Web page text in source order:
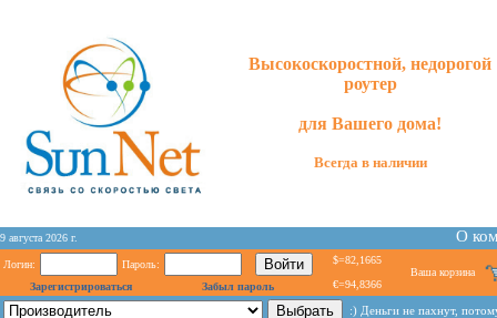
Высокоскоростной, недорогой
роутер
дляВашего дома!
Всегда в наличии
9 августа 2026 г. О
Логин:
Пароль:
Зарегистрироваться
Забыл пароль
$=82,1665
€=94,8366
Ваша корзина
:) Деньги не пахнут,